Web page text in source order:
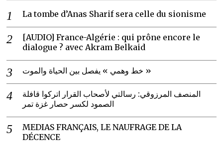
La tombe d’Anas Sharif sera celle du sionisme
[AUDIO] France-Algérie : qui prône encore le
dialogue ? avec Akram Belkaid
خط وهمي » يفصل بين الحياة والموت »
المنصف المرزوقي: رسالتي لأصحاب القرار اتركوا قافلة
الصمود لكسر حصار غزة تمر
MEDIAS FRANÇAIS, LE NAUFRAGE DE LA
DÉCENCE